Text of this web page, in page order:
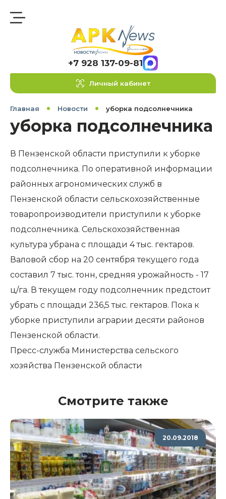
+7 928 137-09-81
Личный кабинет
Главная Новости уборка подсолнечника
уборка подсолнечника
В Пензенской области приступили к уборке
подсолнечника. По оперативной информации
районных агрономических служб в
Пензенской области сельскохозяйственные
товаропроизводители приступили к уборке
подсолнечника. Сельскохозяйственная
культура убрана с площади 4 тыс. гектаров.
Валовой сбор на 20 сентября текущего года
составил 7 тыс. тонн, средняя урожайность - 17
ц/га. В текущем году подсолнечник предстоит
убрать с площади 236,5 тыс. гектаров. Пока к
уборке приступили аграрии десяти районов
Пензенской области.
Пресс-служба Министерства сельского
хозяйства Пензенской области
Смотрите также
20.09.2018